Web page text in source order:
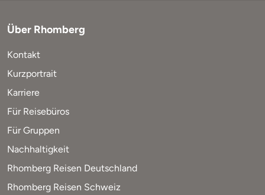
Über Rhomberg
Kontakt
Kurzportrait
Karriere
Für Reisebüros
Für Gruppen
Nachhaltigkeit
Rhomberg Reisen Deutschland
Rhomberg Reisen Schweiz